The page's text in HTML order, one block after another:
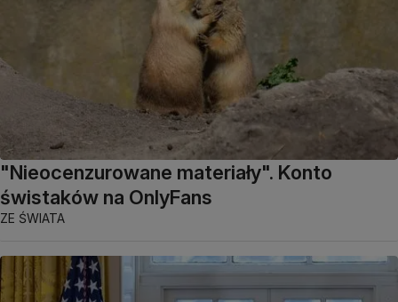
"Nieocenzurowane materiały". Konto
świstaków na OnlyFans
ZE ŚWIATA